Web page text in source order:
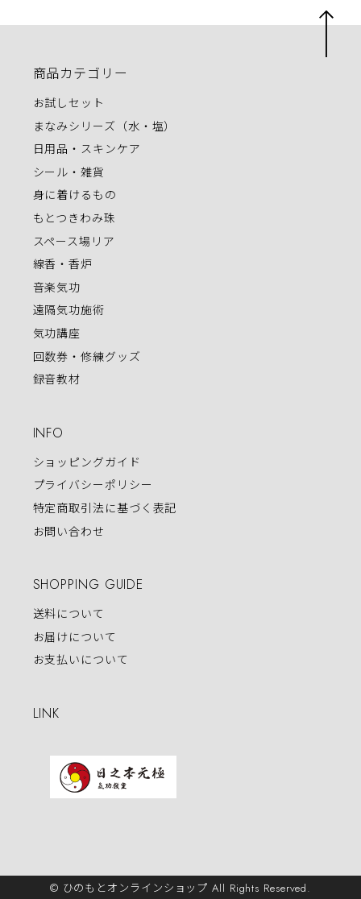
商品カテゴリー
お試しセット
まなみシリーズ（水・塩）
日用品・スキンケア
シール・雑貨
身に着けるもの
もとつきわみ珠
スペース場リア
線香・香炉
音楽気功
遠隔気功施術
気功講座
回数券・修練グッズ
録音教材
INFO
ショッピングガイド
プライバシーポリシー
特定商取引法に基づく表記
お問い合わせ
SHOPPING GUIDE
送料について
お届けについて
お支払いについて
LINK
© ひのもとオンラインショップ All Rights Reserved.